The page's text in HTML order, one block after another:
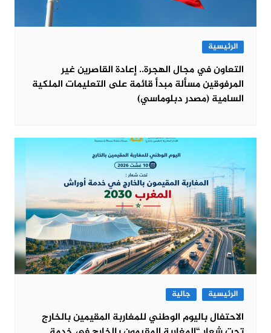
الرئيسية
التعاون في مجال الهجرة.. إعادة القاصرين غير
المرفوقين مسألة مبدأ قائمة على التعليمات الملكية
السامية (مصدر دبلوماسي)
الرئيسية جالية
الاحتفال باليوم الوطني للمغاربة المقيمين بالخارج